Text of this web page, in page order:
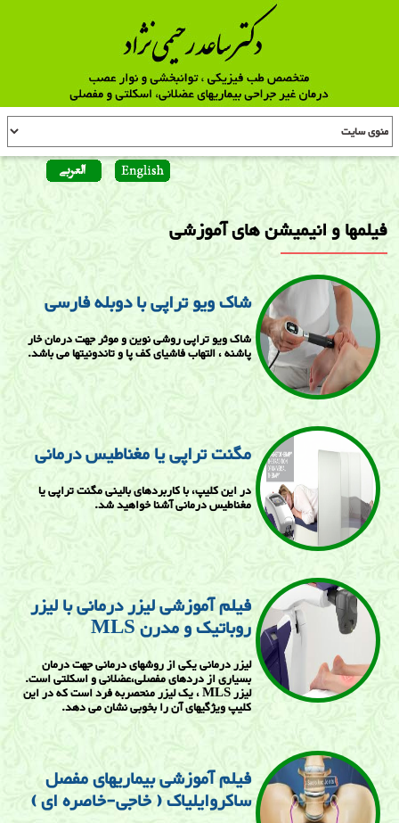
فیلمها و انیمیشن های آموزشی
شاک ویو تراپی با دوبله فارسی
شاک ویو تراپی روشی نوین و موثر جهت درمان خار
پاشنه ، التهاب فاشیای کف پا و تاندونیتها می باشد.
مگنت تراپی یا مغناطیس درمانی
در این کلیپ، با کاربردهای بالینی مگنت تراپی یا
مغناطیس درمانی آشنا خواهید شد.
فیلم آموزشی لیزر درمانی با لیزر
روباتیک و مدرن MLS
لیزر درمانی یکی از روشهای درمانی جهت درمان
بسیاری از دردهای مفصلی،عضلانی و اسکلتی است.
لیزر MLS ، یک لیزر منحصربه فرد است که در این
کلیپ ویژگیهای آن را بخوبی نشان می دهد.
فیلم آموزشی بیماریهای مفصل
ساکروایلیاک ( خاجی-خاصره ای )